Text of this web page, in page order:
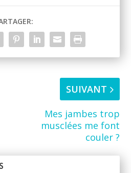
SUIVANT
Mes jambes trop
musclées me font
couler ?